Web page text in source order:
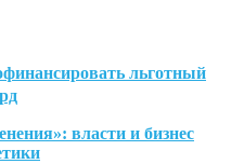
льготный
власти и бизнес